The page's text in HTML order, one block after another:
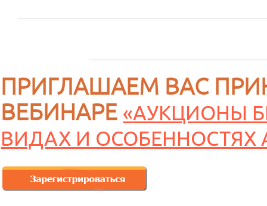
ПРИГЛАШАЕМ ВАС
ВЕБИНАРЕ «АУКЦИОНЫ
ВИДАХ И ОСОБЕННОСТЯХ